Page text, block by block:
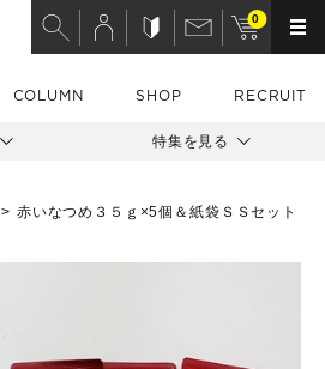
COLUMN SHOP RECRUIT
0
特集を見る
赤いなつめ３５ｇ×5個＆紙袋ＳＳセット